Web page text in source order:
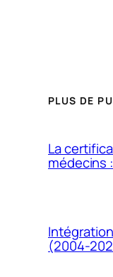
PLUS DE
La
médecins
(2004-